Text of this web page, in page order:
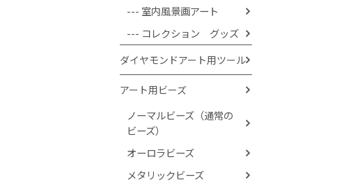
--- 室内風景画アート
--- コレクション グッズ
ダイヤモンドアート用ツール
アート用ビーズ
ノーマルビーズ（通常の
ビーズ）
オーロラビーズ
メタリックビーズ